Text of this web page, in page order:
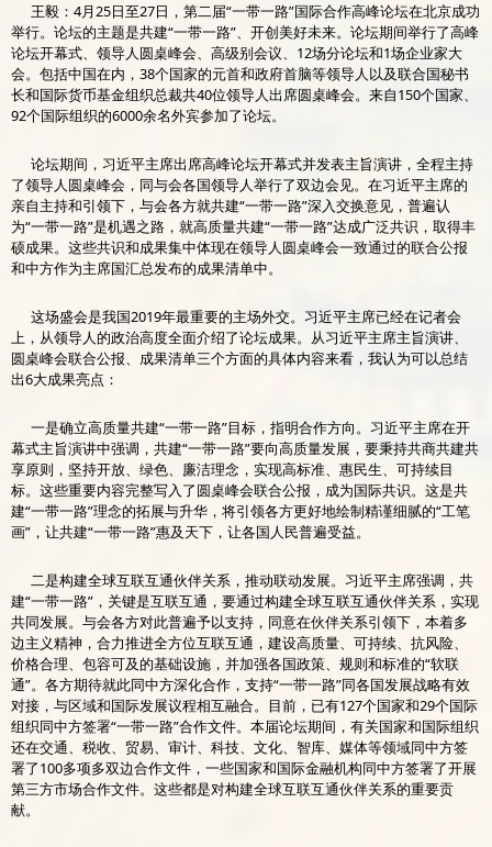
王毅：4月25日至27日，第二届“一带一路”国际合作高峰论坛在北京成功
举行。论坛的主题是共建“一带一路”、开创美好未来。论坛期间举行了高峰
论坛开幕式、领导人圆桌峰会、高级别会议、12场分论坛和1场企业家大
会。包括中国在内，38个国家的元首和政府首脑等领导人以及联合国秘书
长和国际货币基金组织总裁共40位领导人出席圆桌峰会。来自150个国家、
92个国际组织的6000余名外宾参加了论坛。
论坛期间，习近平主席出席高峰论坛开幕式并发表主旨演讲，全程主持
了领导人圆桌峰会，同与会各国领导人举行了双边会见。在习近平主席的
亲自主持和引领下，与会各方就共建“一带一路”深入交换意见，普遍认
为“一带一路”是机遇之路，就高质量共建“一带一路”达成广泛共识，取得丰
硕成果。这些共识和成果集中体现在领导人圆桌峰会一致通过的联合公报
和中方作为主席国汇总发布的成果清单中。
这场盛会是我国2019年最重要的主场外交。习近平主席已经在记者会
上，从领导人的政治高度全面介绍了论坛成果。从习近平主席主旨演讲、
圆桌峰会联合公报、成果清单三个方面的具体内容来看，我认为可以总结
出6大成果亮点：
一是确立高质量共建“一带一路”目标，指明合作方向。习近平主席在开
幕式主旨演讲中强调，共建“一带一路”要向高质量发展，要秉持共商共建共
享原则，坚持开放、绿色、廉洁理念，实现高标准、惠民生、可持续目
标。这些重要内容完整写入了圆桌峰会联合公报，成为国际共识。这是共
建“一带一路”理念的拓展与升华，将引领各方更好地绘制精谨细腻的“工笔
画”，让共建“一带一路”惠及天下，让各国人民普遍受益。
二是构建全球互联互通伙伴关系，推动联动发展。习近平主席强调，共
建“一带一路”，关键是互联互通，要通过构建全球互联互通伙伴关系，实现
共同发展。与会各方对此普遍予以支持，同意在伙伴关系引领下，本着多
边主义精神，合力推进全方位互联互通，建设高质量、可持续、抗风险、
价格合理、包容可及的基础设施，并加强各国政策、规则和标准的“软联
通”。各方期待就此同中方深化合作，支持“一带一路”同各国发展战略有效
对接，与区域和国际发展议程相互融合。目前，已有127个国家和29个国际
组织同中方签署“一带一路”合作文件。本届论坛期间，有关国家和国际组织
还在交通、税收、贸易、审计、科技、文化、智库、媒体等领域同中方签
署了100多项多双边合作文件，一些国家和国际金融机构同中方签署了开展
第三方市场合作文件。这些都是对构建全球互联互通伙伴关系的重要贡
献。